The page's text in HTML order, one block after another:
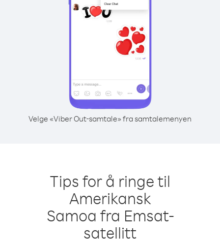
Velge «Viber Out-samtale» fra samtalemenyen
Tips for å ringe til
Amerikansk
Samoa fra Emsat-
satellitt